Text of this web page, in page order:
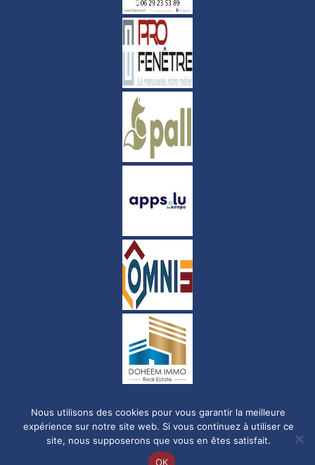
Politique de confidentialité
© Copyright 2023-2026 FC Luxembourg City. Tous droits réservés.
Nous utilisons des cookies pour vous garantir la meilleure
expérience sur notre site web. Si vous continuez à utiliser ce
site, nous supposerons que vous en êtes satisfait.
OK